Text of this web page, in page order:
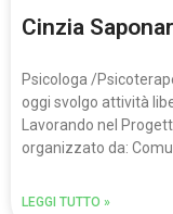
Cinzia
Psicologa /
oggi svolgo attività
Lavorando nel
organizzato da:
LEGGI TUTTO »